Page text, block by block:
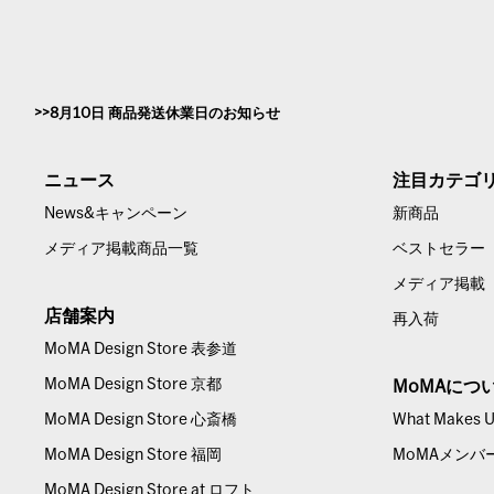
8月10日 商品発送休業日のお知らせ
ニュース
News&キャンペーン
メディア掲載商品一覧
店舗案内
MoMA Design Store 表参道
MoMA Design Store 京都
MoMA Design Store 心斎橋
MoMA Design Store 福岡
MoMA Design Store at ロフト
注目カテゴ
新商品
ベストセラー
メディア掲載
再入荷
MoMAにつ
What Makes
MoMAメンバ